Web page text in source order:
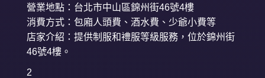
營業地點：台北市中山區錦州街46號4樓
消費方式：包廂人頭費、酒水費、少爺小費等
店家介紹：提供制服和禮服等級服務，位於錦州街
46號4樓。
2